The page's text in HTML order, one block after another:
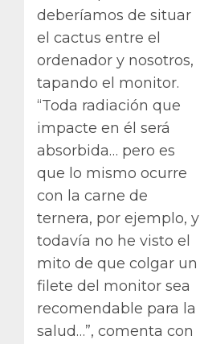
deberíamos de situar
el cactus entre el
ordenador y nosotros,
tapando el monitor.
“Toda radiación que
impacte en él será
absorbida… pero es
que lo mismo ocurre
con la carne de
ternera, por ejemplo, y
todavía no he visto el
mito de que colgar un
filete del monitor sea
recomendable para la
salud…”, comenta con